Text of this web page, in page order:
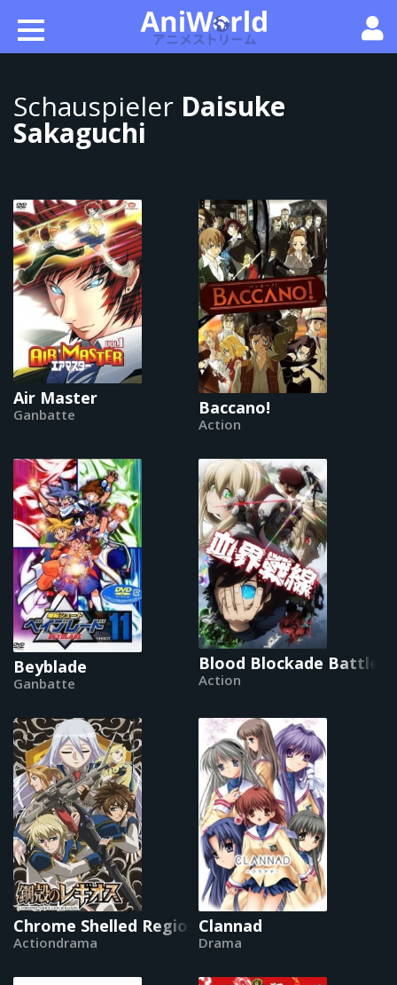
Schauspieler Daisuke
Sakaguchi
Air Master
Ganbatte Baccano!
Action
Beyblade
Ganbatte
Blood Blockade
Action
Chrome Shelled Regios
Actiondrama
Clannad
Drama